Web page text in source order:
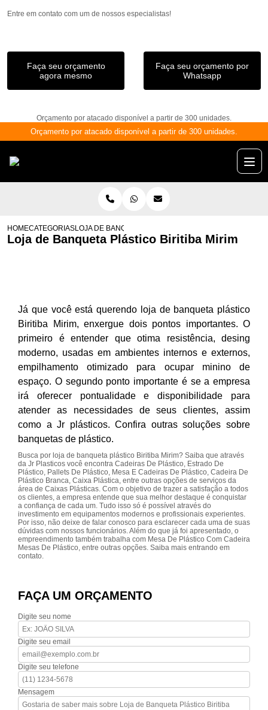
Entre em contato com um de nossos especialistas!
Faça seu orçamento
agora mesmo
Faça seu orçamento por
Whatsapp
Orçamento por atacado disponível a partir de 300 unidades.
Orçamento por atacado disponível a partir de 300 unidades.
HOMECATEGORIASLOJA DE BANQUETA PLÁSTICO BIRITIBA MIRIM
Loja de Banqueta Plástico Biritiba Mirim
Já que você está querendo loja de banqueta plástico
Biritiba Mirim, enxergue dois pontos importantes. O
primeiro é entender que otima resistência, desing
moderno, usadas em ambientes internos e externos,
empilhamento otimizado para ocupar minino de
espaço. O segundo ponto importante é se a empresa
irá oferecer pontualidade e disponibilidade para
atender as necessidades de seus clientes, assim
como a Jr plásticos. Confira outras soluções sobre
banquetas de plástico.
Busca por loja de banqueta plástico Biritiba Mirim? Saiba que através
da Jr Plasticos você encontra Cadeiras De Plástico, Estrado De
Plástico, Pallets De Plástico, Mesa E Cadeiras De Plástico, Cadeira De
Plástico Branca, Caixa Plástica, entre outras opções de serviços da
área de Caixas Plásticas. Com o objetivo de trazer a satisfação a todos
os clientes, a empresa entende que sua melhor destaque é conquistar
a confiança de cada um. Tudo isso só é possível através do
investimento em equipamentos modernos e profissionais experientes.
Por isso, não deixe de falar conosco para esclarecer cada uma de suas
dúvidas com nossos funcionários. Além do que já foi apresentado, o
empreendimento também trabalha com Mesa De Plástico Com Cadeira
Mesas De Plástico, entre outras opções. Saiba mais entrando em
contato.
FAÇA UM ORÇAMENTO
Digite seu nome
Digite seu email
Digite seu telefone
Mensagem